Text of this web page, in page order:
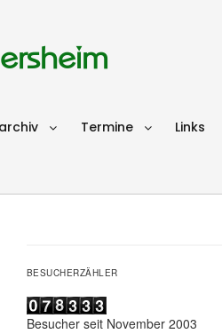
Termine Links
BESUCHERZÄHLER
Besucher seit November 2003